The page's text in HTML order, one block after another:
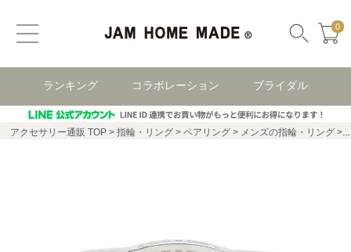
0
ランキング コラボレーション ブライダル
アクセサリー通販 TOP 指輪・リング ペアリング メンズの指輪・リング